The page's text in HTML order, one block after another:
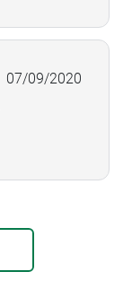
07/09/2020